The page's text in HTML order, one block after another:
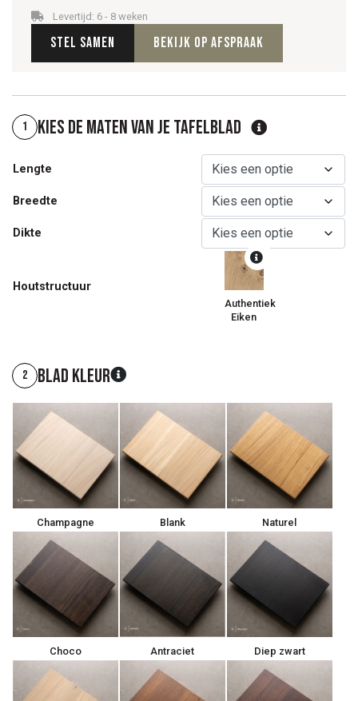
Levertijd: 6 - 8 weken
Stel samen Bekijk op afspraak
1 Kies de maten van je tafelblad
Lengte
Breedte
Dikte
Houtstructuur
Authentiek
Eiken
2 Blad kleur
Champagne Blank Naturel
Choco Antraciet Diep zwart